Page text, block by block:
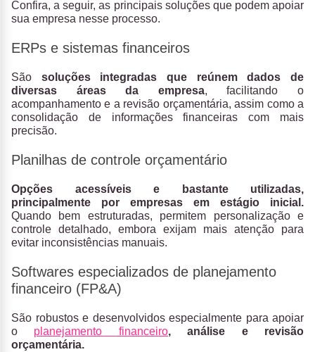
Confira, a seguir, as principais soluções que podem apoiar
sua empresa nesse processo.
ERPs e sistemas financeiros
São soluções integradas que reúnem dados de
diversas áreas da empresa, facilitando o
acompanhamento e a revisão orçamentária, assim como a
consolidação de informações financeiras com mais
precisão.
Planilhas de controle orçamentário
Opções acessíveis e bastante utilizadas,
principalmente por empresas em estágio inicial.
Quando bem estruturadas, permitem personalização e
controle detalhado, embora exijam mais atenção para
evitar inconsistências manuais.
Softwares especializados de planejamento
financeiro (FP&A)
São robustos e desenvolvidos especialmente para apoiar
o planejamento financeiro, análise e revisão
orçamentária.